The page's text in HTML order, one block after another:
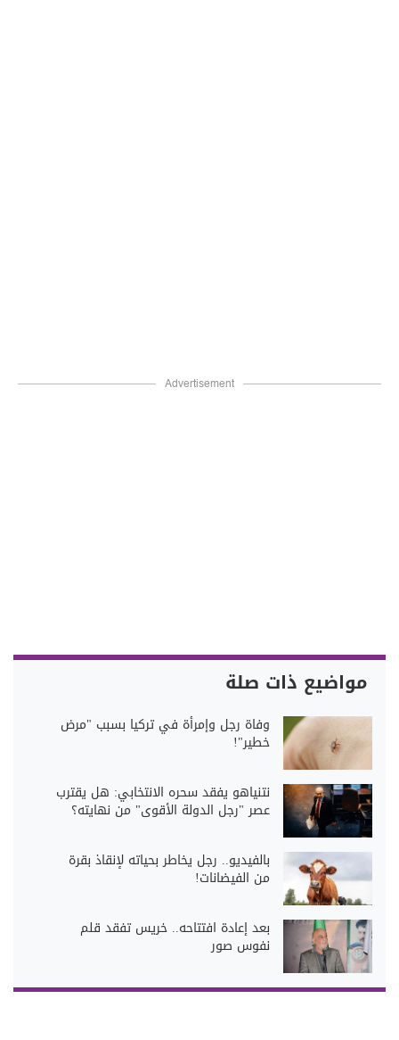
Advertisement
مواضيع ذات صلة
وفاة رجل وإمرأة في تركيا بسبب "مرض
خطير"!
نتنياهو يفقد سحره الانتخابي: هل يقترب
عصر "رجل الدولة الأقوى" من نهايته؟
بالفيديو.. رجل يخاطر بحياته لإنقاذ بقرة
من الفيضانات!
بعد إعادة افتتاحه.. خريس تفقد قلم
نفوس صور